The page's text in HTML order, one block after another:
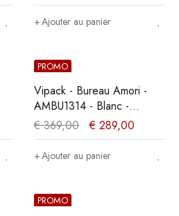
Ajouter au panier
PROMO
Vipack - Bureau Amori -
AMBU1314 - Blanc -
60x84,5x130cm
€369,00 € 289,00
Ajouter au panier
PROMO